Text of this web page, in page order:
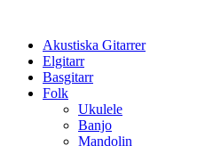
innehållAkustiska Gitarrer
Elgitarr
Basgitarr
Folk
Ukulele
Banjo
Mandolin